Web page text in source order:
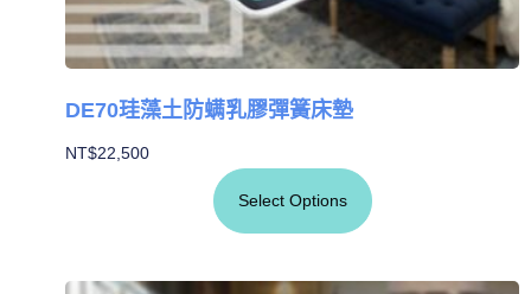
DE70珪藻土防螨乳膠彈簧床墊
NT$22,500
Select Options